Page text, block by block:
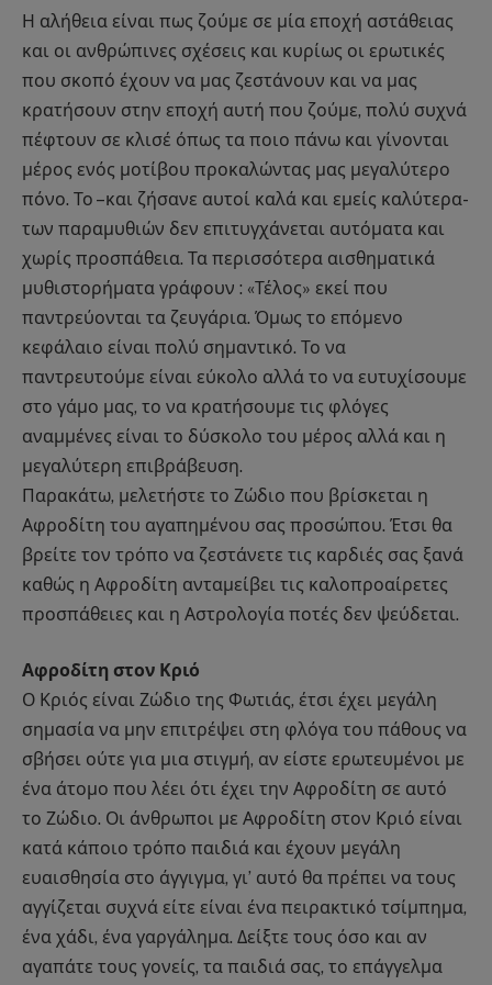
Η αλήθεια είναι πως ζούμε σε μία εποχή αστάθειας
και οι ανθρώπινες σχέσεις και κυρίως οι ερωτικές
που σκοπό έχουν να μας ζεστάνουν και να μας
κρατήσουν στην εποχή αυτή που ζούμε, πολύ συχνά
πέφτουν σε κλισέ όπως τα ποιο πάνω και γίνονται
μέρος ενός μοτίβου προκαλώντας μας μεγαλύτερο
πόνο. Το –και ζήσανε αυτοί καλά και εμείς καλύτερα-
των παραμυθιών δεν επιτυγχάνεται αυτόματα και
χωρίς προσπάθεια. Τα περισσότερα αισθηματικά
μυθιστορήματα γράφουν : «Τέλος» εκεί που
παντρεύονται τα ζευγάρια. Όμως το επόμενο
κεφάλαιο είναι πολύ σημαντικό. Το να
παντρευτούμε είναι εύκολο αλλά το να ευτυχίσουμε
στο γάμο μας, το να κρατήσουμε τις φλόγες
αναμμένες είναι το δύσκολο του μέρος αλλά και η
μεγαλύτερη επιβράβευση.
Παρακάτω, μελετήστε το Ζώδιο που βρίσκεται η
Αφροδίτη του αγαπημένου σας προσώπου. Έτσι θα
βρείτε τον τρόπο να ζεστάνετε τις καρδιές σας ξανά
καθώς η Αφροδίτη ανταμείβει τις καλοπροαίρετες
προσπάθειες και η Αστρολογία ποτές δεν ψεύδεται.
Αφροδίτη στον Κριό
Ο Κριός είναι Ζώδιο της Φωτιάς, έτσι έχει μεγάλη
σημασία να μην επιτρέψει στη φλόγα του πάθους να
σβήσει ούτε για μια στιγμή, αν είστε ερωτευμένοι με
ένα άτομο που λέει ότι έχει την Αφροδίτη σε αυτό
το Ζώδιο. Οι άνθρωποι με Αφροδίτη στον Κριό είναι
κατά κάποιο τρόπο παιδιά και έχουν μεγάλη
ευαισθησία στο άγγιγμα, γι’ αυτό θα πρέπει να τους
αγγίζεται συχνά είτε είναι ένα πειρακτικό τσίμπημα,
ένα χάδι, ένα γαργάλημα. Δείξτε τους όσο και αν
αγαπάτε τους γονείς, τα παιδιά σας, το επάγγελμα